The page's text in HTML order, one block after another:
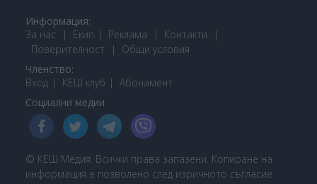
Информация:
За нас
Екип Реклама
Контакти
Поверителност
Общи условия
Членство:
Вход
КЕШ клуб Абонамент
Социални медии
© КЕШ Медия. Всички права запазени. Копиране на
информация е позволено след изричното съгласие